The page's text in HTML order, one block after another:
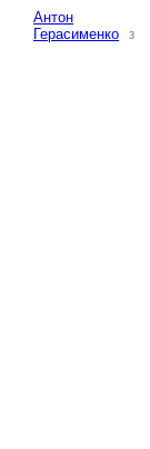
Антон
Герасименко
3